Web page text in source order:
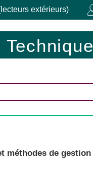
extérieurs)
méthodes de